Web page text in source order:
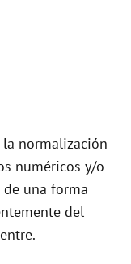
normalización
numéricos y/o
una forma
del